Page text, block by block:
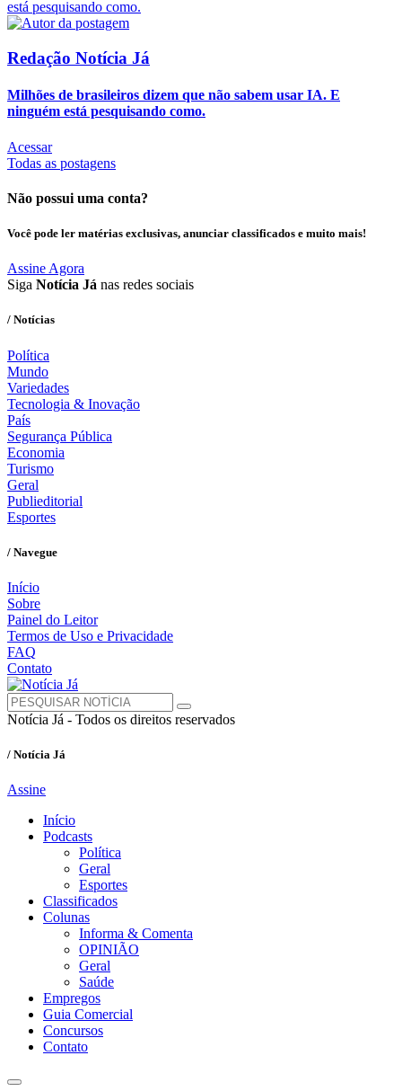
Redação Notícia Já
Milhões de brasileiros dizem que não sabem usar IA. E
ninguém está pesquisando como.
Acessar
Todas as postagens
Não possui uma conta?
Você pode ler matérias exclusivas, anunciar classificados e muito mais!
Assine Agora
Siga Notícia Já nas redes sociais
/ Notícias
Política
Mundo
Variedades
Tecnologia & Inovação
País
Segurança Pública
Economia
Turismo
Geral
Publieditorial
Esportes
/ Navegue
Início
Sobre
Painel do Leitor
Termos de Uso e Privacidade
FAQ
Contato
Notícia Já - Todos os direitos reservados
/ Notícia Já
Assine
Início
Podcasts
Política
Geral
Esportes
Classificados
Colunas
Informa & Comenta
OPINIÃO
Geral
Saúde
Empregos
Guia Comercial
Concursos
Contato